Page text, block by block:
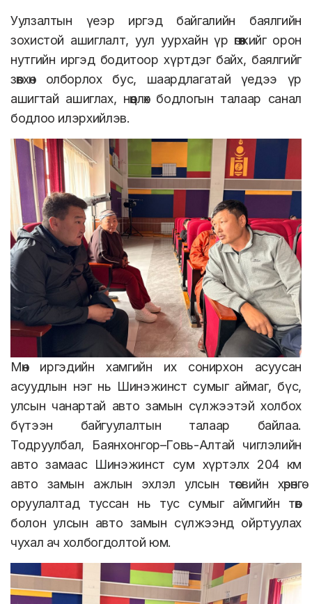
Уулзалтын үеэр иргэд байгалийн баялгийн
зохистой ашиглалт, уул уурхайн үр өгөөжийг орон
нутгийн иргэд бодитоор хүртдэг байх, баялгийг
зөвхөн олборлох бус, шаардлагатай үедээ үр
ашигтай ашиглах, нөөцлөх бодлогын талаар санал
бодлоо илэрхийлэв.
Мөн иргэдийн хамгийн их сонирхон асуусан
асуудлын нэг нь Шинэжинст сумыг аймаг, бүс,
улсын чанартай авто замын сүлжээтэй холбох
бүтээн байгуулалтын талаар байлаа.
Тодруулбал, Баянхонгор–Говь-Алтай чиглэлийн
авто замаас Шинэжинст сум хүртэлх 204 км
авто замын ажлын эхлэл улсын төсвийн хөрөнгө
оруулалтад туссан нь тус сумыг аймгийн төв
болон улсын авто замын сүлжээнд ойртуулах
чухал ач холбогдолтой юм.